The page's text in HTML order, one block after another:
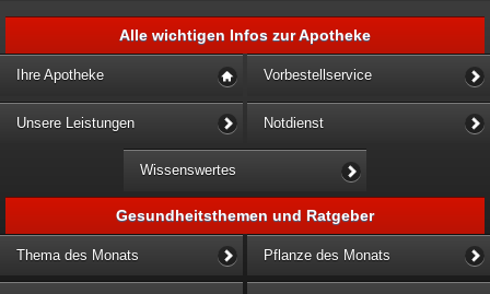
Alle wichtigen Infos zur Apotheke
Ihre Apotheke Vorbestellservice
Unsere Leistungen Notdienst
Wissenswertes
Gesundheitsthemen und Ratgeber
Thema des Monats Pflanze des Monats